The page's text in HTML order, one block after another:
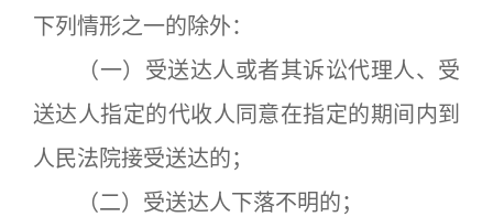
下列情形之一的除外：
（一）受送达人或者其诉讼代理人、受
送达人指定的代收人同意在指定的期间内到
人民法院接受送达的；
（二）受送达人下落不明的；